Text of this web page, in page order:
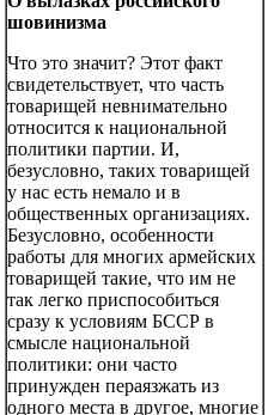
шовинизма
Что это значит? Этот факт
свидетельствует, что часть
товарищей невнимательно
относится к национальной
политики партии. И,
безусловно, таких товарищей
у нас есть немало и в
общественных организациях.
Безусловно, особенности
работы для многих армейских
товарищей такие, что им не
так легко приспособиться
сразу к условиям БССР в
смысле национальной
политики: они часто
принужден пераязжать из
одного места в другое, многие